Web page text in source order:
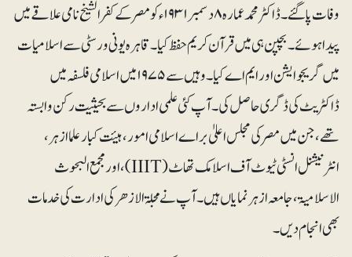
وفات پاگئے۔ ڈاکٹر محمد عمارہ ۸دسمبر ۱۹۳۱ء کو مصر کے کفر الشیخ نامی علاقے میں
پیدا ہوئے۔ بچپن ہی میں قرآن کریم حفظ کیا۔ قاہرہ یونی ورسٹی سے اسلامیات
میں گریجوایشن اور ایم اے کیا۔ وہیں سے ۱۹۷۵ میں اسلامی فلسفہ میں
ڈاکٹریٹ کی ڈگری حاصل کی۔ آپ کئی علمی اداروں سے بحیثیت رکن وابستہ
تھے، جن میں مصرکی مجلس اعلیٰ براے اسلامی امور، ہیئت کبار علما ازہر،
انٹرنیشنل انسٹی ٹیوٹ آف اسلامک تھاٹ (IIIT)، اور مجمع البحوث
الاسلامیۃ، جامعہ ازہر نمایاں ہیں۔ آپ نے مجلۃ الازھر کی ادارت کی خدمات
بھی انجام دیں۔